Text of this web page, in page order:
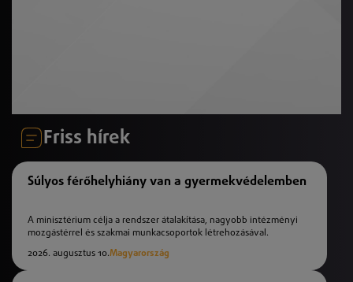
Friss hírek
Súlyos férőhelyhiány van a gyermekvédelemben
A minisztérium célja a rendszer átalakítása, nagyobb intézményi
mozgástérrel és szakmai munkacsoportok létrehozásával.
2026. augusztus 10.Magyarország